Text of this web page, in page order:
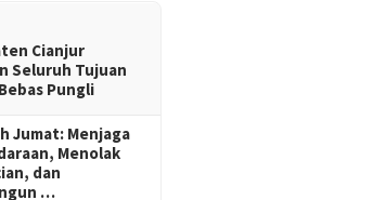
Cianjur
Seluruh Tujuan
Pungli
Jumat: Menjaga
Menolak
dan
…